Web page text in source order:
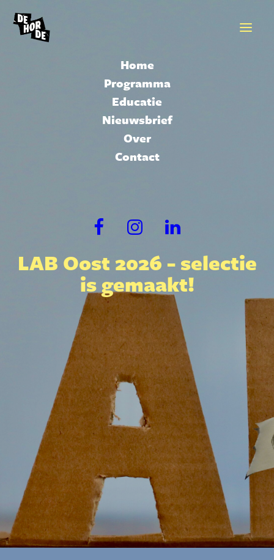
Home
Programma
Educatie
Nieuwsbrief
Over
Contact
LAB Oost 2026 - selectie
is gemaakt!